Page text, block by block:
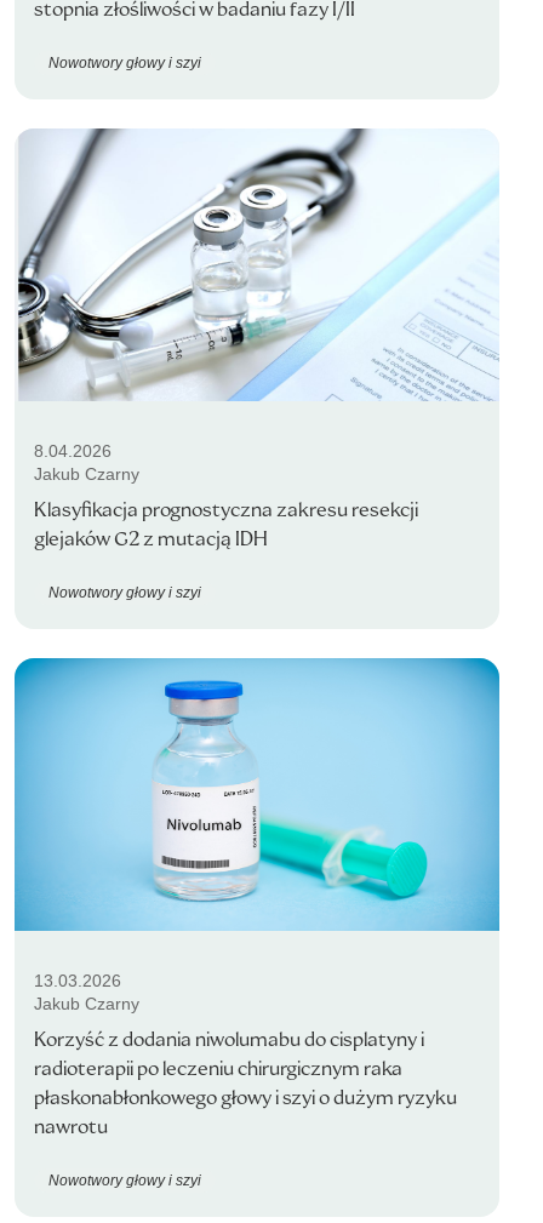
stopnia złośliwości w badaniu fazy I/II
Nowotwory głowy i szyi
8.04.2026
Jakub Czarny
Klasyfikacja prognostyczna zakresu resekcji
glejaków G2 z mutacją IDH
Nowotwory głowy i szyi
13.03.2026
Jakub Czarny
Korzyść z dodania niwolumabu do cisplatyny i
radioterapii po leczeniu chirurgicznym raka
płaskonabłonkowego głowy i szyi o dużym ryzyku
nawrotu
Nowotwory głowy i szyi